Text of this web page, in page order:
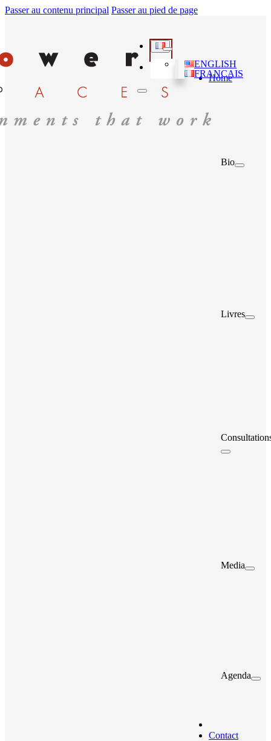
Passer au contenu principal Passer au pied de page
Home
Bio
Livres
Media
Agenda
Contact
ENGLISH
FRANÇAIS